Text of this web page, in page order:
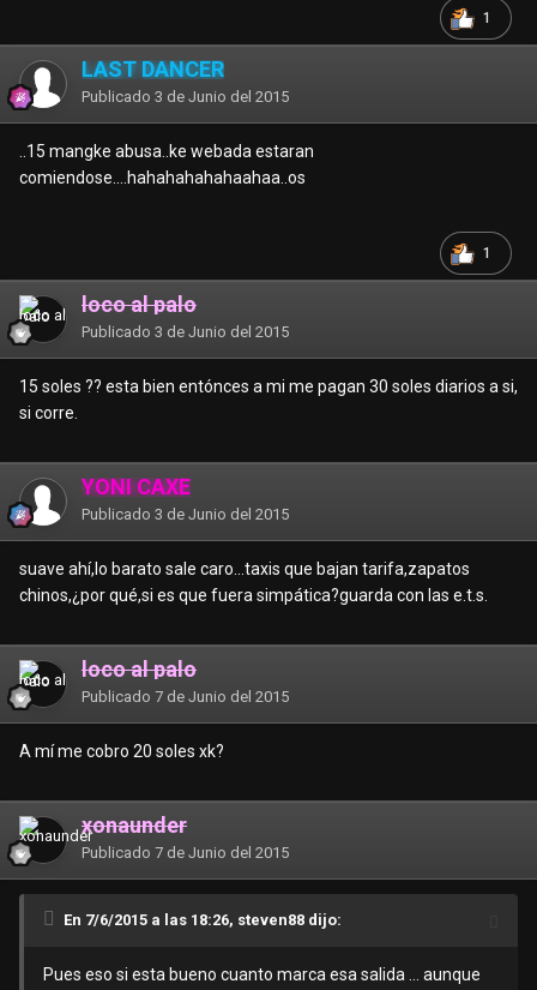
1
LAST DANCER
Publicado 3 de Junio del 2015
..15 mangke abusa..ke webada estaran
comiendose....hahahahahahaahaa..os
1
loco al palo
Publicado 3 de Junio del 2015
15 soles ?? esta bien entónces a mi me pagan 30 soles diarios a si,
si corre.
YONI CAXE
Publicado 3 de Junio del 2015
suave ahí,lo barato sale caro...taxis que bajan tarifa,zapatos
chinos,¿por qué,si es que fuera simpática?guarda con las e.t.s.
loco al palo
Publicado 7 de Junio del 2015
A mí me cobro 20 soles xk?
xonaunder
Publicado 7 de Junio del 2015
En 7/6/2015 a las 18:26, steven88 dijo:
Pues eso si esta bueno cuanto marca esa salida ... aunque